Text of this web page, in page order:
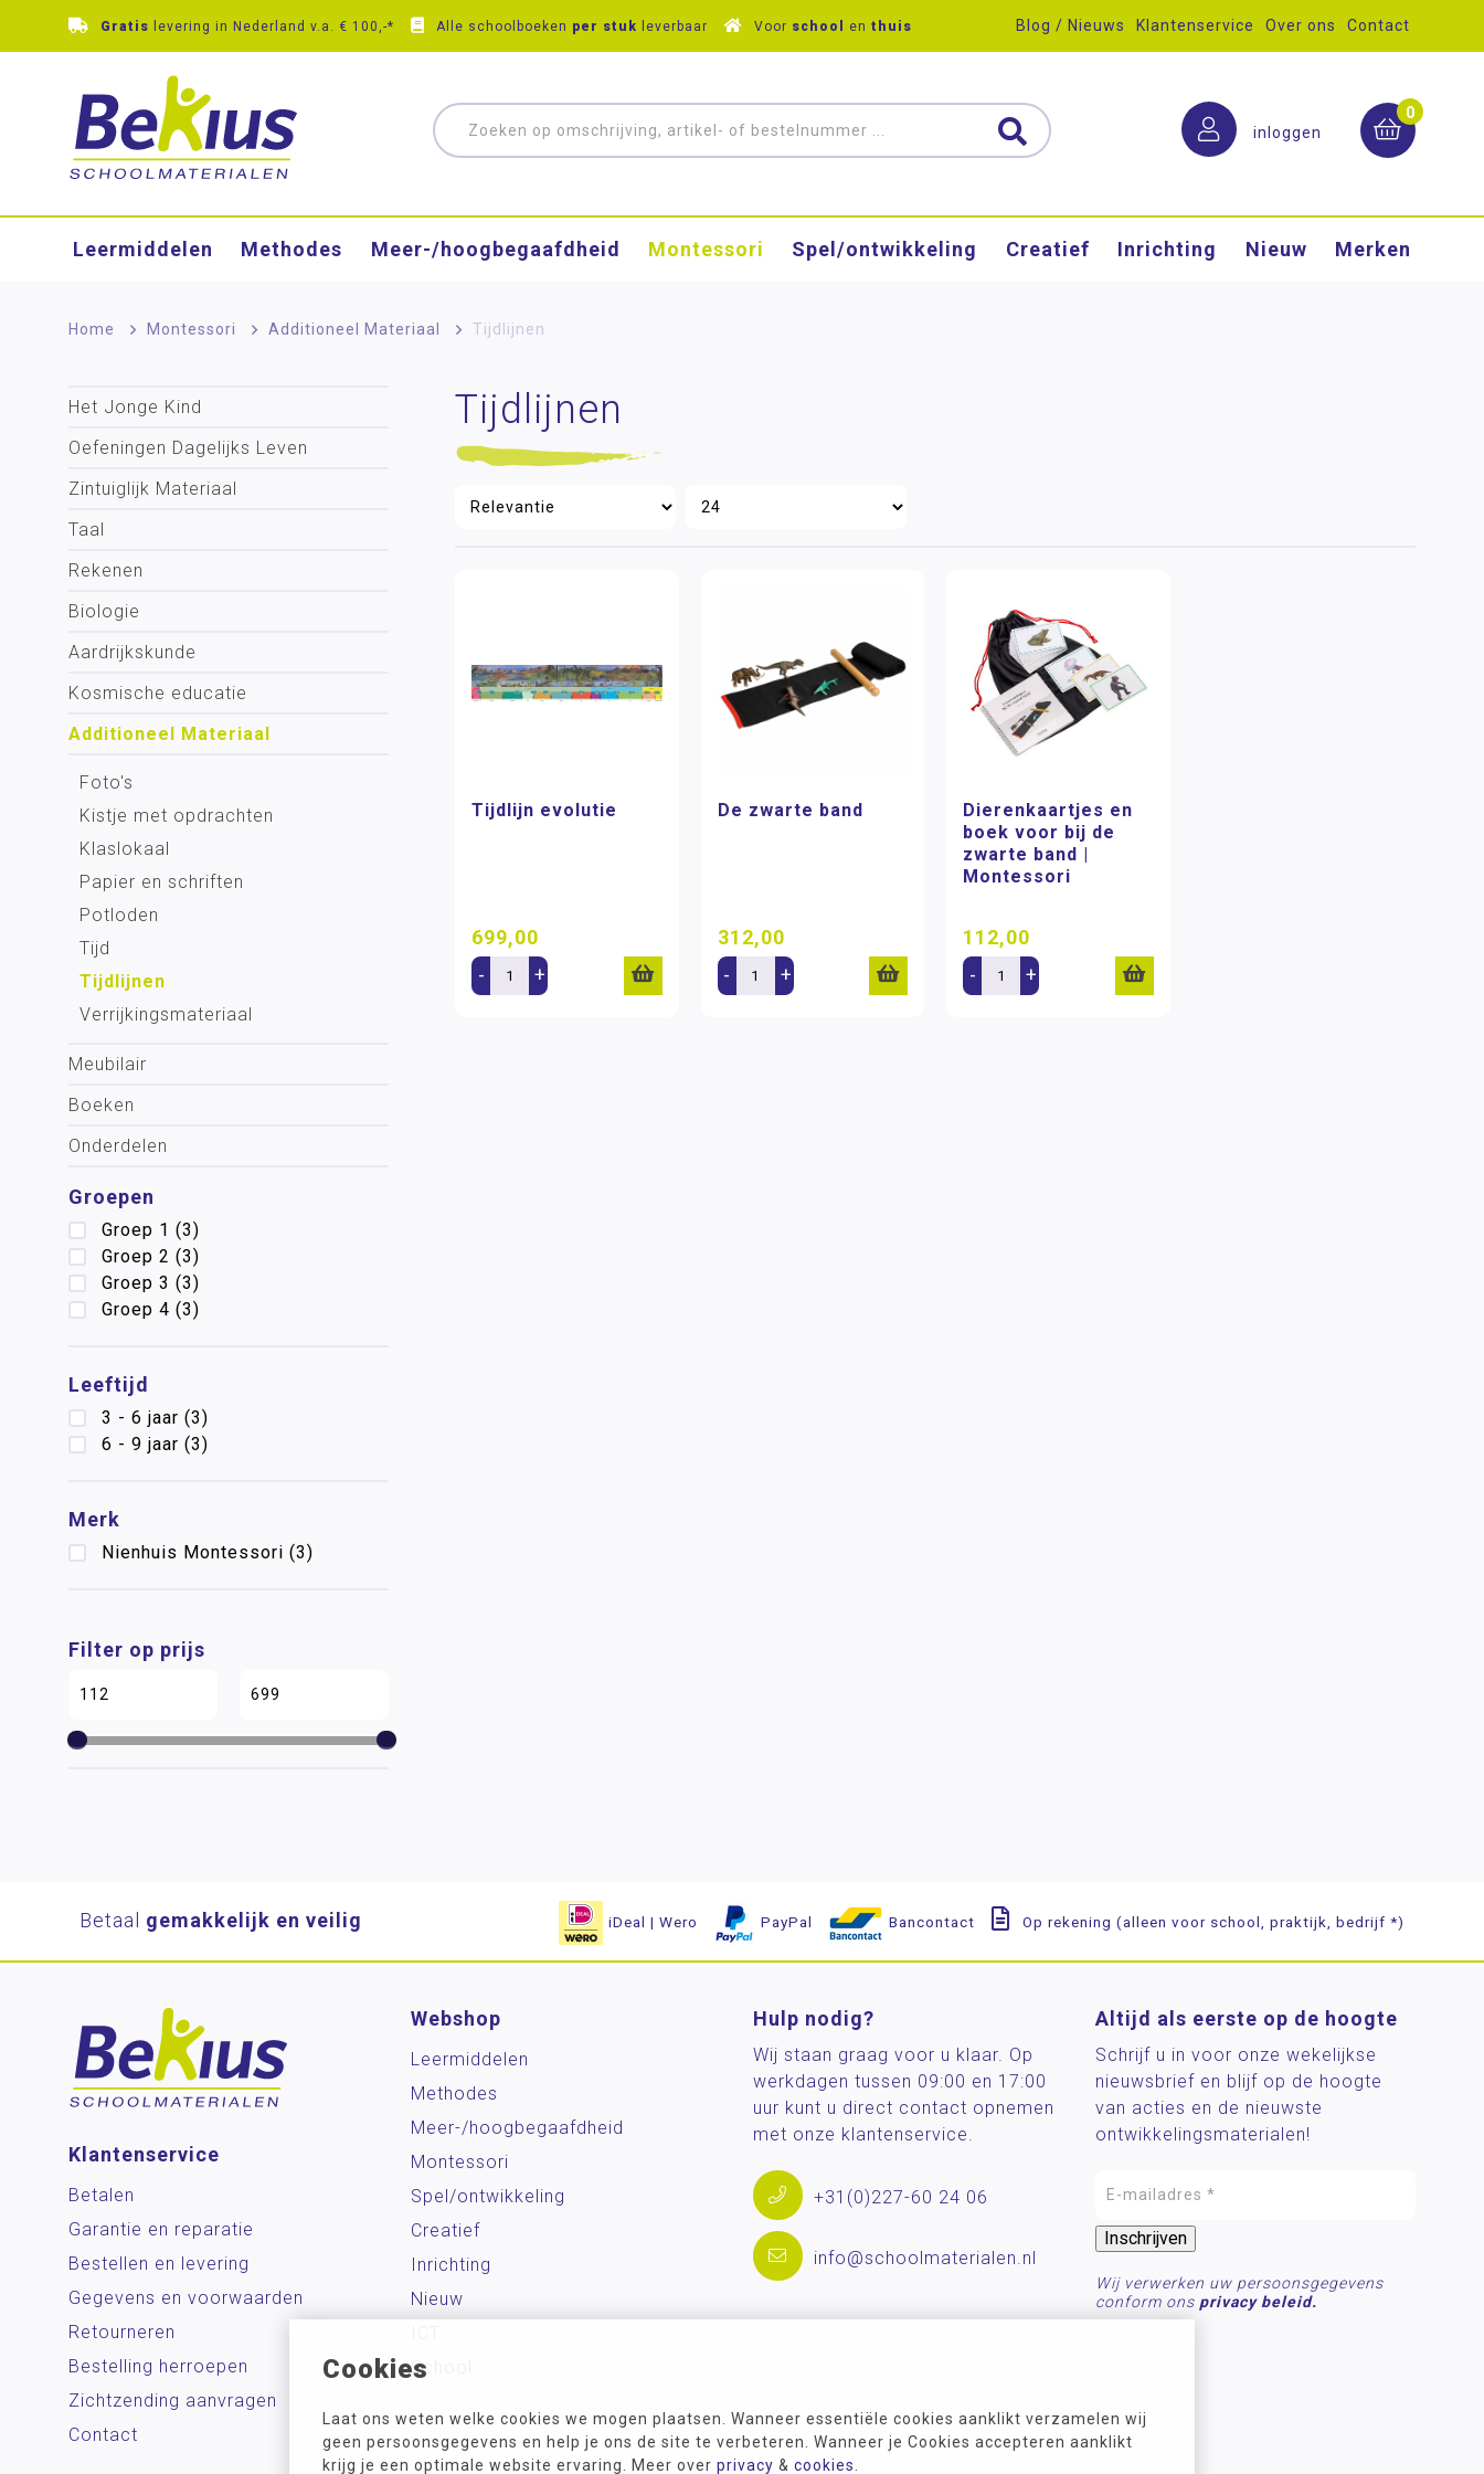
Cookies
Laat ons weten welke cookies we mogen plaatsen. Wanneer essentiële cookies aanklikt verzamelen wij
geen persoonsgegevens en help je ons de site te verbeteren. Wanneer je Cookies accepteren aanklikt
krijg je een optimale website ervaring. Meer over privacy & cookies
Gratis levering in Nederland v.a. € 100,-* Alle schoolboeken per stuk leverbaar Voor school en thuis Blog / Nieuws Klantenservice Over ons Contact
inloggen
0
Leermiddelen Methodes Meer-/hoog­begaafdheid Montessori Spel/ontwikkeling Creatief Inrichting Nieuw Merken
Home > Montessori > Additioneel Materiaal > Tijdlijnen
Het Jonge Kind
Oefeningen Dagelijks Leven
Zintuiglijk Materiaal
Taal
Rekenen
Biologie
Aardrijkskunde
Kosmische educatie
Additioneel Materiaal
Foto's
Kistje met opdrachten
Klaslokaal
Papier en schriften
Potloden
Tijd
Tijdlijnen
Verrijkingsmateriaal
Meubilair
Boeken
Onderdelen
Groepen
Groep 1 (3)
Groep 2 (3)
Groep 3 (3)
Groep 4 (3)
Leeftijd
3 - 6 jaar (3)
6 - 9 jaar (3)
Merk
Nienhuis Montessori (3)
Filter op prijs
Tijdlijnen
Tijdlijn evolutie
699,00
- +
De zwarte band
312,00
- +
Dierenkaartjes en
boek voor bij de
zwarte band |
Montessori
112,00
- +
Betaal gemakkelijk en veilig iDeal | Wero PayPal Bancontact Op rekening (alleen voor school, praktijk, bedrijf *)
Klantenservice
Betalen
Garantie en reparatie
Bestellen en levering
Gegevens en voorwaarden
Retourneren
Bestelling herroepen
Zichtzending aanvragen
Contact
Webshop
Leermiddelen
Methodes
Meer-/hoog­begaafdheid
Montessori
Spel/ontwikkeling
Creatief
Inrichting
Nieuw
School
Hulp nodig?
Wij staan graag voor u klaar. Op
werkdagen tussen 09:00 en 17:00
uur kunt u direct contact opnemen
met onze klantenservice.
+31(0)227-60 24 06
info@schoolmaterialen.nl
Altijd als eerste op de hoogte
Schrijf u in voor onze wekelijkse
nieuwsbrief en blijf op de hoogte
van acties en de nieuwste
ontwikkelingsmaterialen!
Wij verwerken uw persoonsgegevens
conform ons privacy beleid.